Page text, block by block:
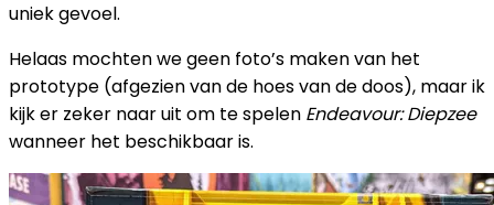
uniek gevoel.
Helaas mochten we geen foto’s maken van het
prototype (afgezien van de hoes van de doos), maar ik
kijk er zeker naar uit om te spelen Endeavour: Diepzee
wanneer het beschikbaar is.